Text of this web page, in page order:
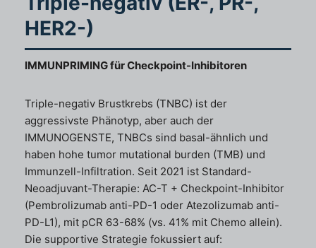
HER2-)
IMMUNPRIMING für Checkpoint-Inhibitoren
Triple-negativ Brustkrebs (TNBC) ist der
aggressivste Phänotyp, aber auch der
IMMUNOGENSTE, TNBCs sind basal-ähnlich und
haben hohe tumor mutational burden (TMB) und
Immunzell-Infiltration. Seit 2021 ist Standard-
Neoadjuvant-Therapie: AC-T + Checkpoint-Inhibitor
(Pembrolizumab anti-PD-1 oder Atezolizumab anti-
PD-L1), mit pCR 63-68% (vs. 41% mit Chemo allein).
Die supportive Strategie fokussiert auf: